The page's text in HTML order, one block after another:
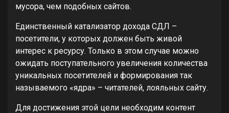
мусора, чем подобных сайтов.
Единственный катализатор дохода СДЛ –
посетители, у которых должен быть живой
интерес к ресурсу. Только в этом случае можно
ожидать поступательного увеличения количества
уникальных посетителей и формирования так
называемого «ядра» – читателей, лояльных сайту.
Для достижения этой цели необходим контент